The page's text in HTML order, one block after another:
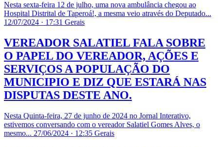
Nesta sexta-feira 12 de julho, uma nova ambulância chegou ao
Hospital Distrital de Taperoá!, a mesma veio através do Deputado...
12/07/2024 · 17:31 Gerais
VEREADOR SALATIEL FALA SOBRE
O PAPEL DO VEREADOR, AÇÕES E
SERVIÇOS A POPULAÇÃO DO
MUNICIPIO E DIZ QUE ESTARÁ NAS
DISPUTAS DESTE ANO.
Nesta Quinta-feira, 27 de junho de 2024 no Jornal Interativo,
estivemos conversando com o vereador Salatiel Gomes Alves, o
mesmo... 27/06/2024 · 12:35 Gerais